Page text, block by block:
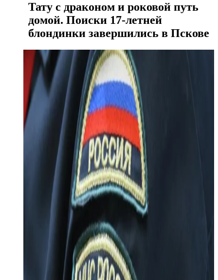
Тату с драконом и роковой путь
домой. Поиски 17-летней
блондинки завершились в Пскове